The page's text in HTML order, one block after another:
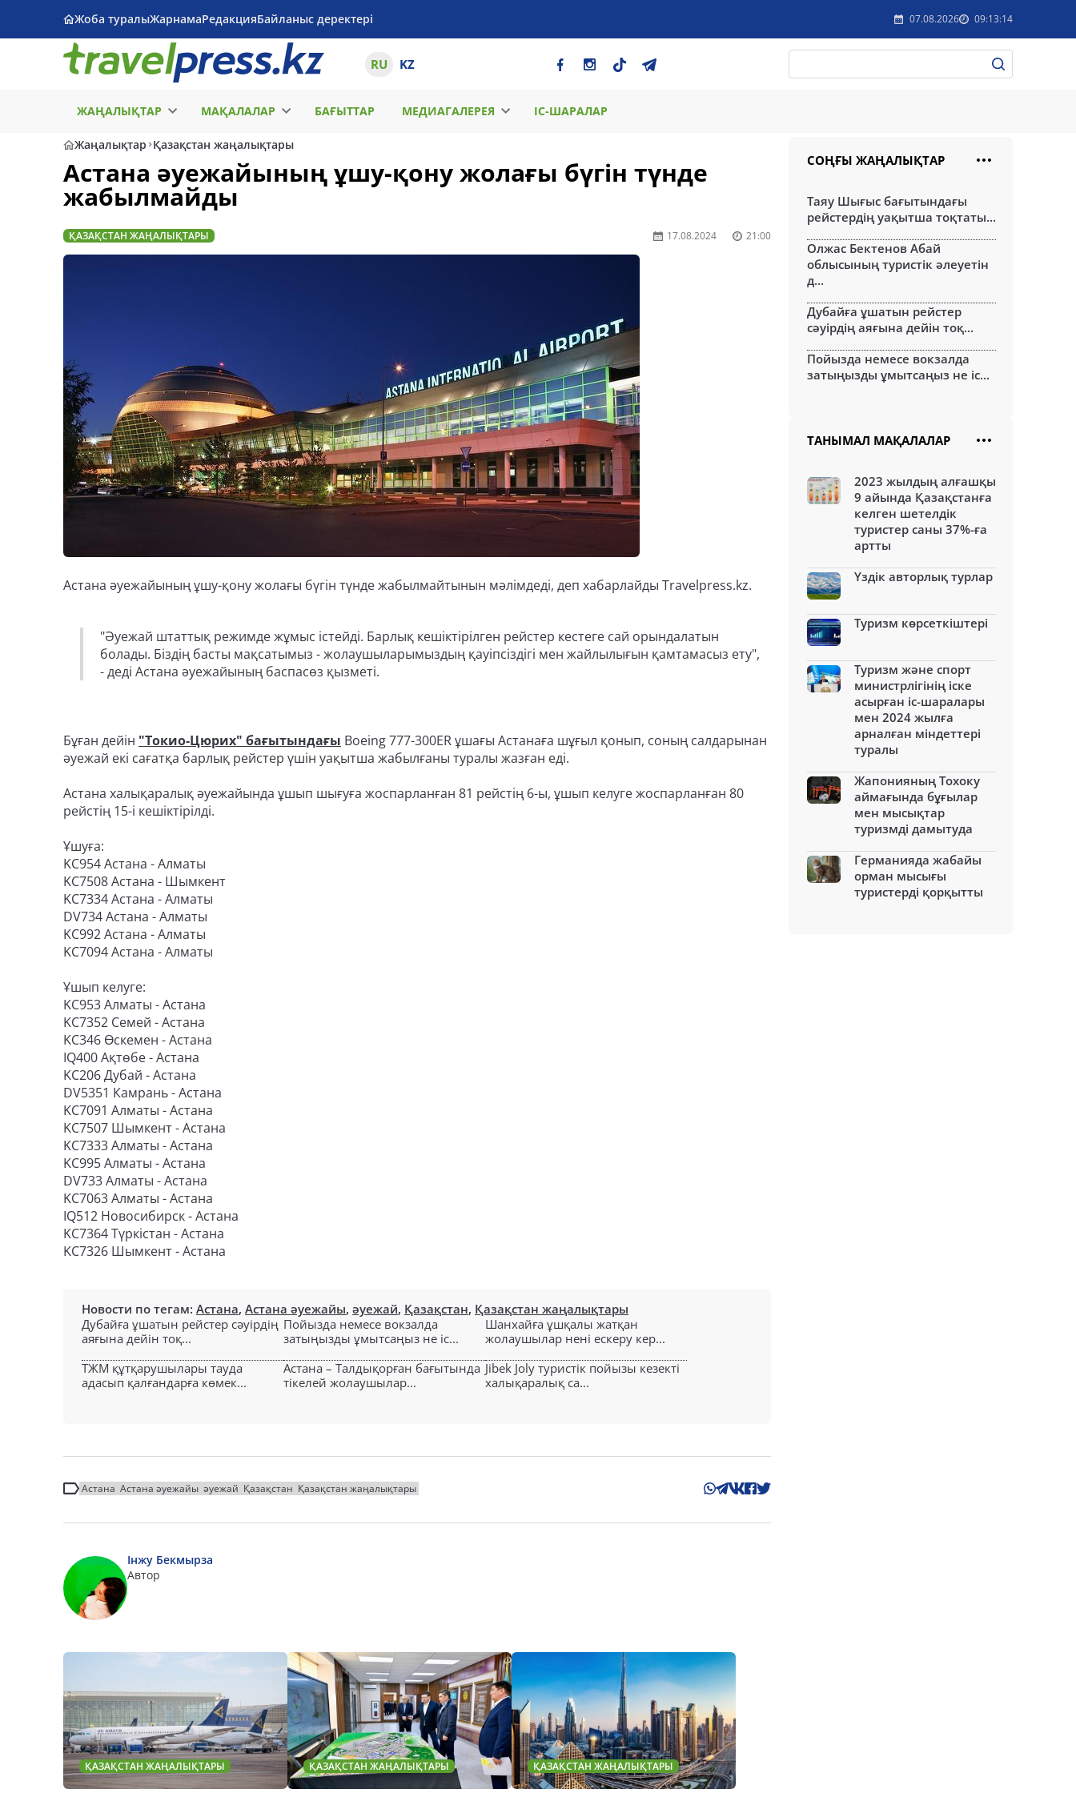
Жоба туралыЖарнамаРедакцияБайланыс деректері 07.08.2026 09:13:14
RU KZ
ЖАҢАЛЫҚТАР МАҚАЛАЛАР БАҒЫТТАР МЕДИАГАЛЕРЕЯ ІС-ШАРАЛАР
Жаңалықтар Қазақстан жаңалықтары
Астана әуежайының ұшу-қону жолағы бүгін түнде
жабылмайды
ҚАЗАҚСТАН ЖАҢАЛЫҚТАРЫ 17.08.2024 21:00
Астана әуежайының ұшу-қону жолағы бүгін түнде жабылмайтынын мәлімдеді, деп хабарлайды Travelpress.kz.
"Әуежай штаттық режимде жұмыс істейді. Барлық кешіктірілген рейстер кестеге сай орындалатын
болады. Біздің басты мақсатымыз - жолаушыларымыздың қауіпсіздігі мен жайлылығын қамтамасыз ету",
- деді Астана әуежайының баспасөз қызметі.
Бұған дейін "Токио-Цюрих" бағытындағы Boeing 777-300ER ұшағы Астанаға шұғыл қонып, соның салдарынан
әуежай екі сағатқа барлық рейстер үшін уақытша жабылғаны туралы жазған еді.
Астана халықаралық әуежайында ұшып шығуға жоспарланған 81 рейстің 6-ы, ұшып келуге жоспарланған 80
рейстің 15-і кешіктірілді.
Ұшуға:
KС954 Астана - Алматы
KС7508 Астана - Шымкент
KС7334 Астана - Алматы
DV734 Астана - Алматы
KC992 Астана - Алматы
KC7094 Астана - Алматы
Ұшып келуге:
KC953 Алматы - Астана
KC7352 Семей - Астана
KC346 Өскемен - Астана
IQ400 Ақтөбе - Астана
KC206 Дубай - Астана
DV5351 Камрань - Астана
KC7091 Алматы - Астана
KC7507 Шымкент - Астана
KC7333 Алматы - Астана
KC995 Алматы - Астана
DV733 Алматы - Астана
KC7063 Алматы - Астана
IQ512 Новосибирск - Астана
KC7364 Түркістан - Астана
KC7326 Шымкент - Астана
Новости по тегам: Астана, Астана әуежайы, әуежай, Қазақстан, Қазақстан жаңалықтары
Дубайға ұшатын рейстер сәуірдің
аяғына дейін тоқ...
Пойызда немесе вокзалда
затыңызды ұмытсаңыз не іс...
Шанхайға ұшқалы жатқан
жолаушылар нені ескеру кер...
ТЖМ құтқарушылары тауда
адасып қалғандарға көмек...
Астана – Талдықорған бағытында
тікелей жолаушылар...
Jibek Joly туристік пойызы кезекті
халықаралық са...
Астана Астана әуежайы әуежай Қазақстан Қазақстан жаңалықтары
Інжу Бекмырза
Автор
ҚАЗАҚСТАН ЖАҢАЛЫҚТАРЫ ҚАЗАҚСТАН ЖАҢАЛЫҚТАРЫ ҚАЗАҚСТАН ЖАҢАЛЫҚТАРЫ
СОҢҒЫ ЖАҢАЛЫҚТАР
Таяу Шығыс бағытындағы
рейстердің уақытша тоқтаты...
Олжас Бектенов Абай
облысының туристік әлеуетін
д...
Дубайға ұшатын рейстер
сәуірдің аяғына дейін тоқ...
Пойызда немесе вокзалда
затыңызды ұмытсаңыз не іс...
ТАНЫМАЛ МАҚАЛАЛАР
2023 жылдың алғашқы
9 айында Қазақстанға
келген шетелдік
туристер саны 37%-ға
артты
Үздік авторлық турлар
Туризм көрсеткіштері
Туризм және спорт
министрлігінің іске
асырған іс-шаралары
мен 2024 жылға
арналған міндеттері
туралы
Жапонияның Тохоку
аймағында бұғылар
мен мысықтар
туризмді дамытуда
Германияда жабайы
орман мысығы
туристерді қорқытты